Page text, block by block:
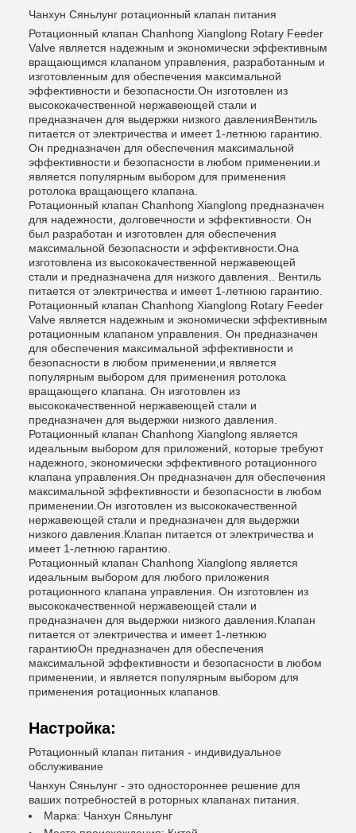
Чанхун Сяньлунг ротационный клапан питания
Ротационный клапан Chanhong Xianglong Rotary Feeder
Valve является надежным и экономически эффективным
вращающимся клапаном управления, разработанным и
изготовленным для обеспечения максимальной
эффективности и безопасности.Он изготовлен из
высококачественной нержавеющей стали и
предназначен для выдержки низкого давленияВентиль
питается от электричества и имеет 1-летнюю гарантию.
Он предназначен для обеспечения максимальной
эффективности и безопасности в любом применении.и
является популярным выбором для применения
ротолока вращающего клапана.
Ротационный клапан Chanhong Xianglong предназначен
для надежности, долговечности и эффективности. Он
был разработан и изготовлен для обеспечения
максимальной безопасности и эффективности.Она
изготовлена из высококачественной нержавеющей
стали и предназначена для низкого давления.. Вентиль
питается от электричества и имеет 1-летнюю гарантию.
Ротационный клапан Chanhong Xianglong Rotary Feeder
Valve является надежным и экономически эффективным
ротационным клапаном управления. Он предназначен
для обеспечения максимальной эффективности и
безопасности в любом применении,и является
популярным выбором для применения ротолока
вращающего клапана. Он изготовлен из
высококачественной нержавеющей стали и
предназначен для выдержки низкого давления.
Ротационный клапан Chanhong Xianglong является
идеальным выбором для приложений, которые требуют
надежного, экономически эффективного ротационного
клапана управления.Он предназначен для обеспечения
максимальной эффективности и безопасности в любом
применении.Он изготовлен из высококачественной
нержавеющей стали и предназначен для выдержки
низкого давления.Клапан питается от электричества и
имеет 1-летнюю гарантию.
Ротационный клапан Chanhong Xianglong является
идеальным выбором для любого приложения
ротационного клапана управления. Он изготовлен из
высококачественной нержавеющей стали и
предназначен для выдержки низкого давления.Клапан
питается от электричества и имеет 1-летнюю
гарантиюОн предназначен для обеспечения
максимальной эффективности и безопасности в любом
применении, и является популярным выбором для
применения ротационных клапанов.
Настройка:
Ротационный клапан питания - индивидуальное
обслуживание
Чанхун Сяньлунг - это одностороннее решение для
ваших потребностей в роторных клапанах питания.
Марка: Чанхун Сяньлунг